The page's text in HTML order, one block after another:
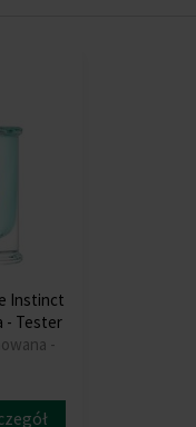
Instinct
- Tester
-